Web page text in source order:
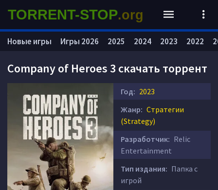
Company of Heroes 3 скачать торрент
Год: 2023
Жанр: Стратегии
(Strategy)
Разработчик: Relic
Entertainment
Тип издания: Папка с
игрой
Новые игры Игры 2026 2025 2024 2023 2022
TORRENT-STOP.org